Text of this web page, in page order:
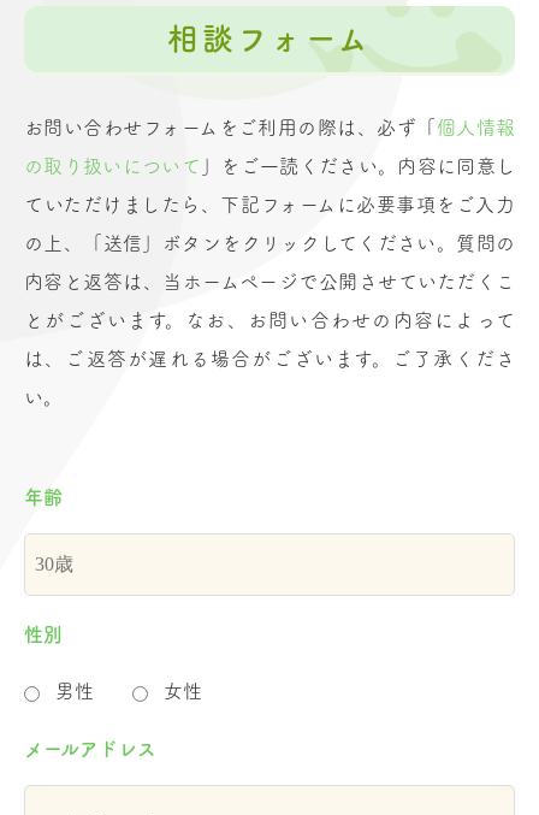
相談フォーム
お問い合わせフォームをご利用の際は、必ず「 個人情報
の取り扱いについて
」をご一読ください。内容に同意し
ていただけましたら、下記フォームに必要事項をご入力
の上、「送信」ボタンをクリックしてください。質問の
内容と返答は、当ホームページで公開させていただくこ
とがございます。なお、お問い合わせの内容によって
は、ご返答が遅れる場合がございます。ご了承くださ
い。
年齢
性別
男性 女性
メールアドレス